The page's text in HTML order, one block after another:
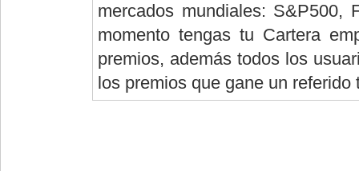
mercados mundiales:
momento tengas tu Cartera
premios, además todos los
los premios que gane un